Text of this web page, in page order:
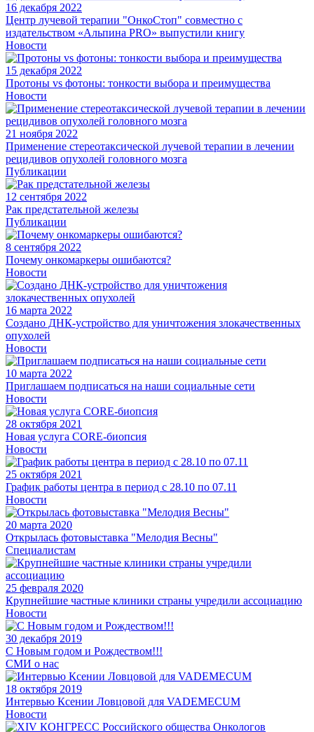
16 декабря 2022
Центр лучевой терапии "ОнкоСтоп" совместно с
издательством «Альпина PRO» выпустили книгу
Новости
15 декабря 2022
Протоны vs фотоны: тонкости выбора и преимущества
Новости
21 ноября 2022
Применение стереотаксической лучевой терапии в лечении
рецидивов опухолей головного мозга
Публикации
12 сентября 2022
Рак предстательной железы
Публикации
8 сентября 2022
Почему онкомаркеры ошибаются?
Новости
16 марта 2022
Создано ДНК-устройство для уничтожения злокачественных
опухолей
Новости
10 марта 2022
Приглашаем подписаться на наши социальные сети
Новости
28 октября 2021
Новая услуга CORE-биопсия
Новости
25 октября 2021
График работы центра в период с 28.10 по 07.11
Новости
20 марта 2020
Открылась фотовыставка "Мелодия Весны"
Специалистам
25 февраля 2020
Крупнейшие частные клиники страны учредили ассоциацию
Новости
30 декабря 2019
С Новым годом и Рождеством!!!
СМИ о нас
18 октября 2019
Интервью Ксении Ловцовой для VADEMECUM
Новости